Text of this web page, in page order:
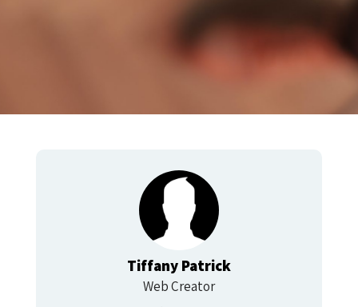
Tiffany Patrick
Web Creator